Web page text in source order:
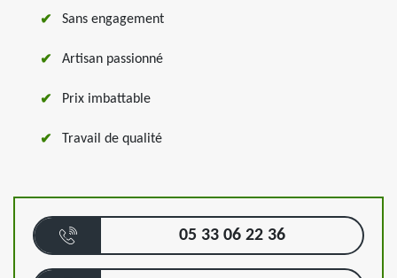
Sans engagement
Artisan passionné
Prix imbattable
Travail de qualité
05 33 06 22 36